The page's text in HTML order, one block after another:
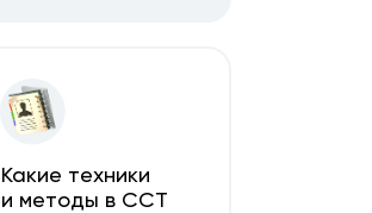
Какие техники
и методы в ССТ